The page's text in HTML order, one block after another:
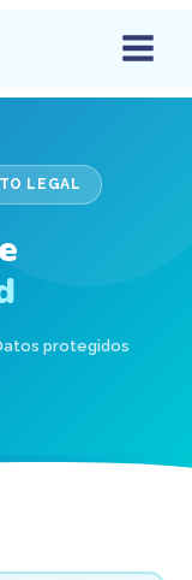
LEGAL
protegidos